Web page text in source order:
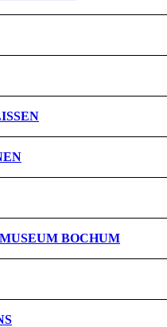
BOCHUM